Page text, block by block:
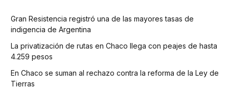
Gran Resistencia registró una de las mayores tasas de
indigencia de Argentina
La privatización de rutas en Chaco llega con peajes de hasta
4.259 pesos
En Chaco se suman al rechazo contra la reforma de la Ley de
Tierras